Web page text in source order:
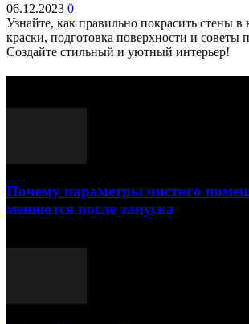
06.12.2023 0
Узнайте, как правильно покрасить стены в
краски, подготовка поверхности и советы
Создайте стильный и уютный интерьер!
Почему параметры чистого
меняются после запуска